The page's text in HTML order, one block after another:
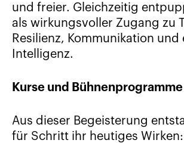
und freier. Gleichzeitig
als wirkungsvoller Zugang zu
Resilienz, Kommunikation und
Intelligenz.
Kurse und Bühnenprogramme
Aus dieser Begeisterung
für Schritt ihr heutiges